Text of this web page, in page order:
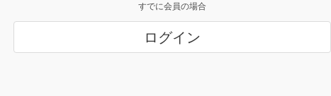
すでに会員の場合
ログイン